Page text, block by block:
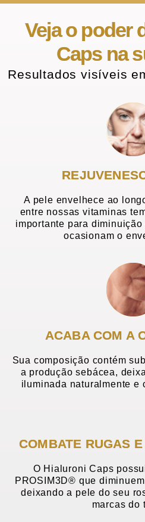
Veja o poder
Caps na
Resultados visíveis
A pele envelhece ao
entre nossas vitaminas
importante para
ocasionam o
ACABA COM A
Sua composição contém
a produção sebácea,
iluminada naturalmente e
COMBATE RUGAS
O Hialuroni Caps
PROSIM3D® que
deixando a pele do seu
marcas do